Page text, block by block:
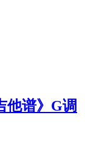
他谱》G调